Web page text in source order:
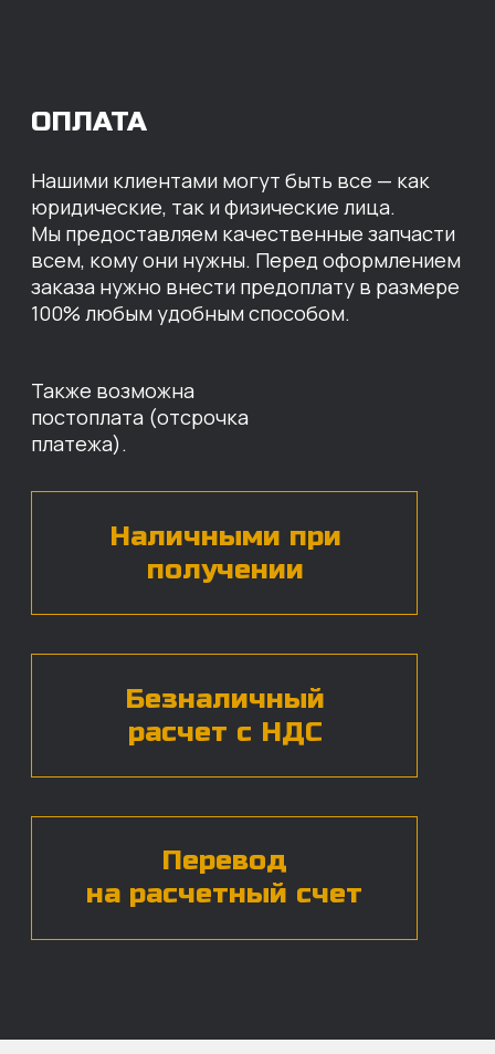
МЫ ГОТОВЫ
ИНДИВИДУАЛЬНЫЕ
УСЛОВИЯ НА СТОИМОСТЬ
НАШИХ ЗАПЧАСТЕЙ
Оставьте свои контактные данные,
наши специалисты свяжутся с вами,
назовут цены и проконсультируют
по нужным деталям.
Нажимая на кнопку, вы даете согласие наобработку
персональных данных*